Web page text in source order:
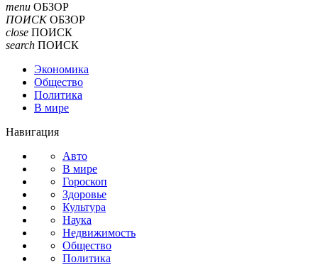
menu ОБЗОР
ПОИСК ОБЗОР
close ПОИСК
search ПОИСК
Экономика
Общество
Политика
В мире
Навигация
Авто
В мире
Гороскоп
Здоровье
Культура
Наука
Недвижимость
Общество
Политика